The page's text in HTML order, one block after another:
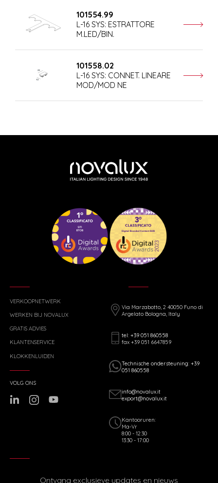
101554.99
L-16 SYS: ESTRATTORE
M.LED/BIN.
101558.02
L-16 SYS: CONNET. LINEARE
MOD/MOD NE
VERKOOPNETWERK
WERKEN BIJ NOVALUX
GRATIS ADVIES
KLANTENSERVICE
KLOKKENLUIDEN
Via Marzabotto, 2 40050 Funo di
Argelato Bologna, Italy
tel: +39 051 860558
fax +39 051 6647859
Technische ondersteuning: +39
051 860558
info@novalux.it
export@novalux.it
Kantooruren:
Ma-Vr
8:00 - 12:30
13:30 - 17:00
VOLG ONS
Ontvang exclusieve updates en nieuws